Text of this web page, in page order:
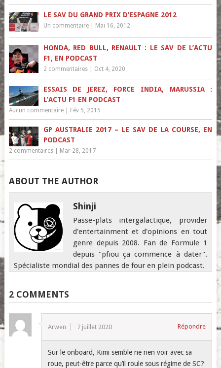
LE SAV DU GRAND PRIX D’ESPAGNE 2012
Un commentaire| Mai 16, 2012
HONDA, RED BULL, RENAULT : LE SAV DE L’ACTU
F1, EN PODCAST
2 commentaires| Oct 4, 2020
ESSAIS DE JEREZ, FORCE INDIA, MARUSSIA :
L’ACTU F1 EN PODCAST
Aucun commentaire| Fév 5, 2015
GP AUSTRALIE 2017 – LE SAV DE LA COURSE, EN
PODCAST
2 commentaires| Mar 28, 2017
ABOUT THE AUTHOR
Shinji
Passe-plats intergalactique, provider
d'entertainment et d'opinions en tout
genre depuis 2008. Fan de Formule 1
depuis "pfiou ça commence à dater".
Spécialiste mondial des pannes de four en plein podcast.
2 COMMENTS
Arwen 7 juillet 2020 Répondre
Sur le onboard, Kimi semble ne rien voir avec sa
roue, peut-être parce qu’il roule sous régime de SC?